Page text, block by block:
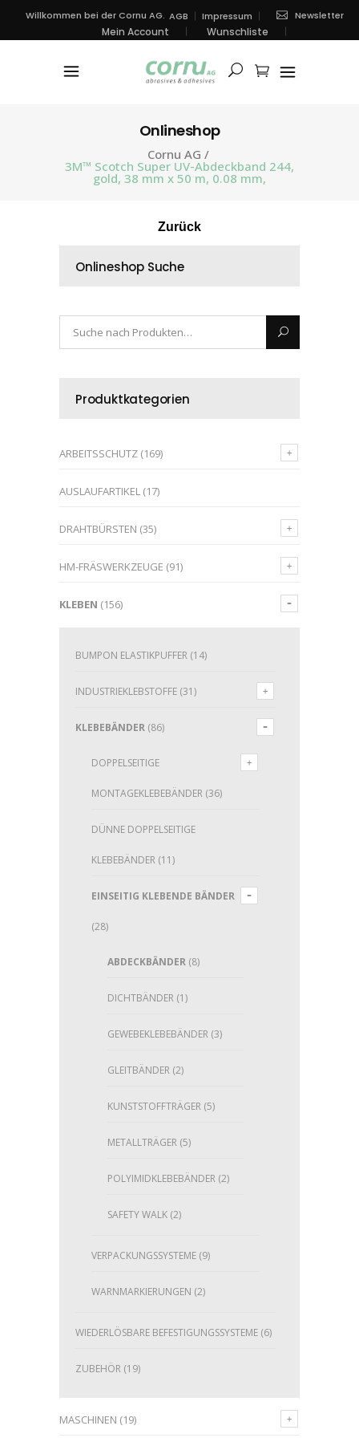
Willkommen bei der Cornu AG. AGB Impressum Newsletter
Mein Account Wunschliste
Onlineshop
Cornu AG /
3M™ Scotch Super UV-Abdeckband 244,
gold, 38 mm x 50 m, 0.08 mm,
Zurück
Onlineshop Suche
Produktkategorien
ARBEITSSCHUTZ (169)
AUSLAUFARTIKEL (17)
DRAHTBÜRSTEN (35)
HM-FRÄSWERKZEUGE (91)
KLEBEN (156)
BUMPON ELASTIKPUFFER (14)
INDUSTRIEKLEBSTOFFE (31)
KLEBEBÄNDER (86)
DOPPELSEITIGE
MONTAGEKLEBEBÄNDER (36)
DÜNNE DOPPELSEITIGE
KLEBEBÄNDER (11)
EINSEITIG KLEBENDE BÄNDER
(28)
ABDECKBÄNDER (8)
DICHTBÄNDER (1)
GEWEBEKLEBEBÄNDER (3)
GLEITBÄNDER (2)
KUNSTSTOFFTRÄGER (5)
METALLTRÄGER (5)
POLYIMIDKLEBEBÄNDER (2)
SAFETY WALK (2)
VERPACKUNGSSYSTEME (9)
WARNMARKIERUNGEN (2)
WIEDERLÖSBARE BEFESTIGUNGSSYSTEME (6)
ZUBEHÖR (19)
MASCHINEN (19)